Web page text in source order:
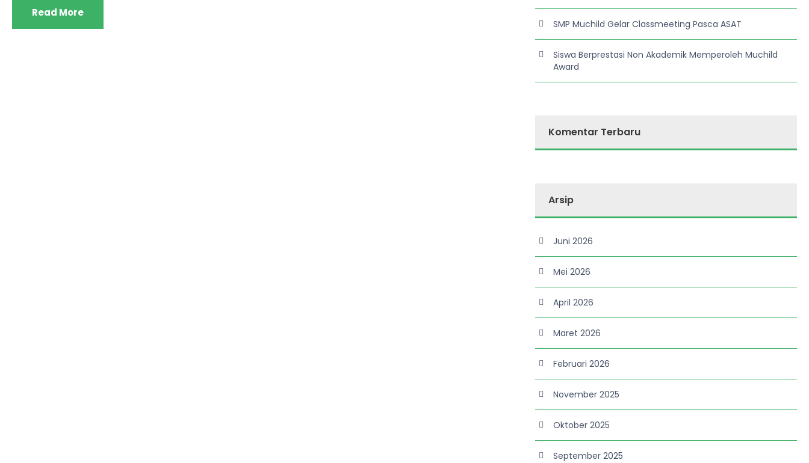
Read More
SMP Muchild Gelar Classmeeting Pasca ASAT
Siswa Berprestasi Non Akademik Memperoleh Muchild
Award
Komentar Terbaru
Arsip
Juni 2026
Mei 2026
April 2026
Maret 2026
Februari 2026
November 2025
Oktober 2025
September 2025